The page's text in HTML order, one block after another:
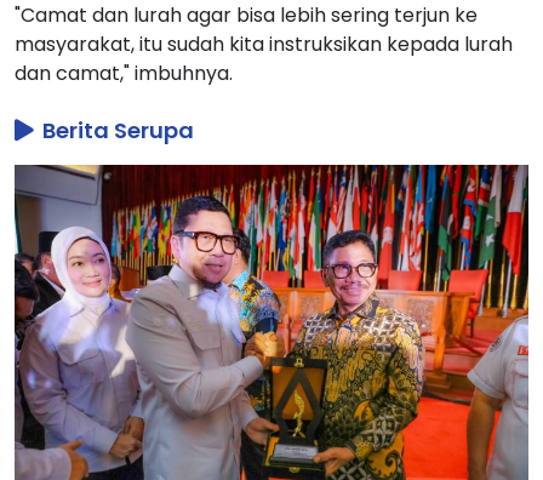
"Camat dan lurah agar bisa lebih sering terjun ke
masyarakat, itu sudah kita instruksikan kepada lurah
dan camat," imbuhnya.
Berita Serupa